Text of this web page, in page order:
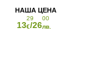
13
29
€/26
00
лв.